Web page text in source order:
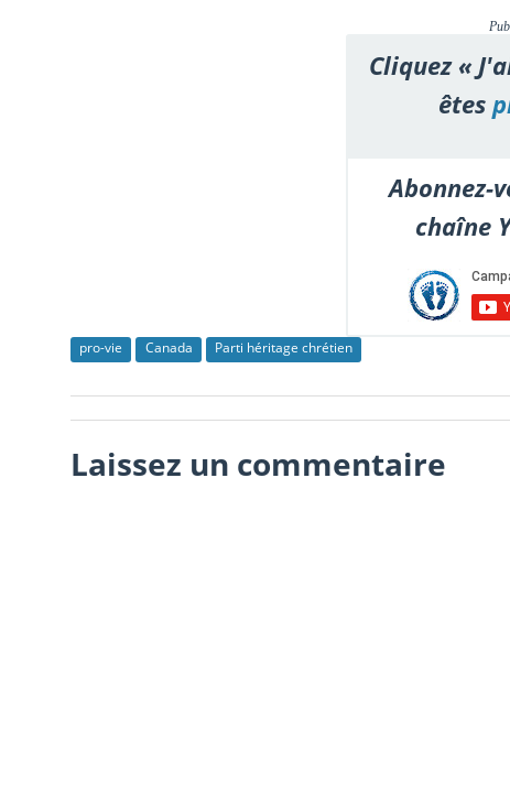
Cliquez «
êtes
Abonnez-
chaîne
pro-vie Canada Parti héritage chrétien
Laissez un commentaire